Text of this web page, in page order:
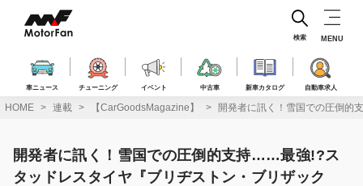
ス
車ニュース チューニング イベント 中古車 新車カタログ 自動車求人
検索 MENU
HOME 連載 【CarGoodsMagazine】 開発者に訊く！雪国での圧倒的
開発者に訊く！雪国での圧倒的支持……最強!?ス
タッドレスタイヤ『ブリヂストン・ブリザック